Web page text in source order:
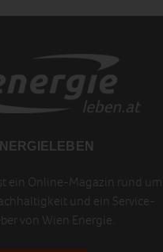
ein Online-Magazin rund um
und ein Service-
von Wien Energie.